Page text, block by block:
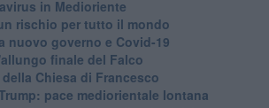
in Medioriente
rischio per tutto il mondo
nuovo governo e Covid-19
finale del Falco
Chiesa di Francesco
pace mediorientale lontana